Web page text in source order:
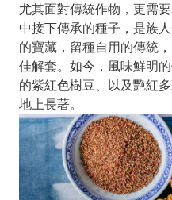
尤其面對傳統作物，更需
中接下傳承的種子，是族
的寶藏，留種自用的傳統
佳解套。如今，風味鮮明
的紫紅色樹豆、以及艷紅
地上長著。